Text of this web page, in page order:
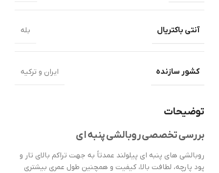
آنتی باکتریال بله
کشور سازنده ایران و ترکیه
توضیحات
بررسی تخصصی روبالشی پنبه ای
روبالشى هاى پنبه اى پيلولند عمدتاً به جهت تراکم بالای تار و
پود پارچه، لطافت بالا، کیفیت و همچنین طول عمری بیشتری